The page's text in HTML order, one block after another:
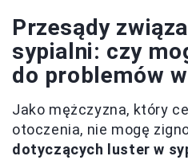
Przesądy
sypialni: czy
do problemów
Jako mężczyzna, który
otoczenia, nie mogę
dotyczących luster w